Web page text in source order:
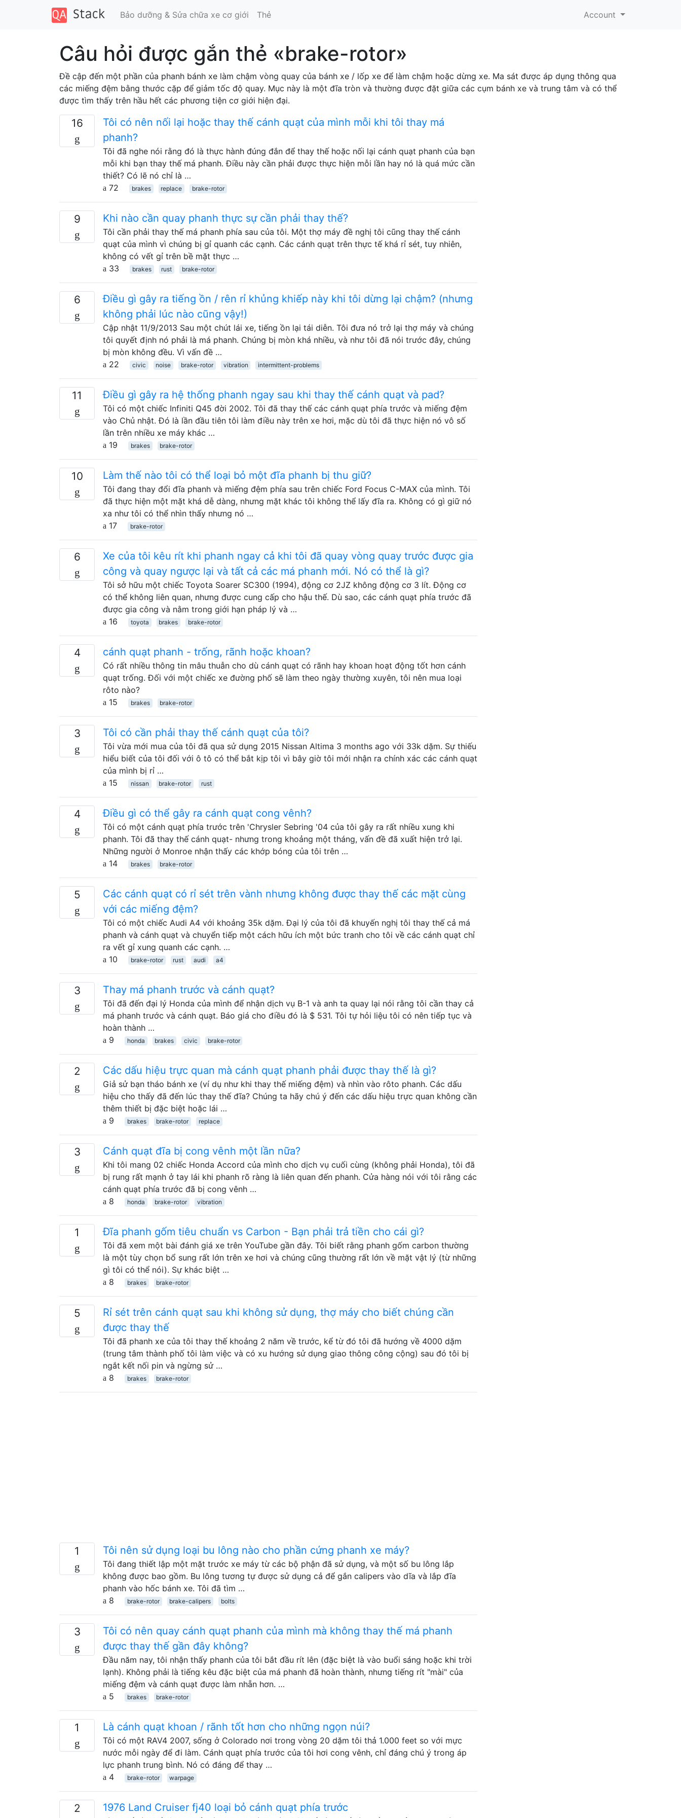
Bảo dưỡng & Sửa chữa xe cơ giới Thẻ Account
Câu hỏi được gắn thẻ «brake-rotor»
Đề cập đến một phần của phanh bánh xe làm chậm vòng quay của bánh xe / lốp xe để làm chậm hoặc dừng xe. Ma sát được áp dụng thông qua
các miếng đệm bằng thước cặp để giảm tốc độ quay. Mục này là một đĩa tròn và thường được đặt giữa các cụm bánh xe và trung tâm và có thể
được tìm thấy trên hầu hết các phương tiện cơ giới hiện đại.
16
Tôi có nên nối lại hoặc thay thế cánh quạt của mình mỗi khi tôi thay má
phanh?
Tôi đã nghe nói rằng đó là thực hành đúng đắn để thay thế hoặc nối lại cánh quạt phanh của bạn
mỗi khi bạn thay thế má phanh. Điều này cần phải được thực hiện mỗi lần hay nó là quá mức cần
thiết? Có lẽ nó chỉ là …
72
brakes replace brake-rotor
9 Khi nào cần quay phanh thực sự cần phải thay thế?
Tôi cần phải thay thế má phanh phía sau của tôi. Một thợ máy đề nghị tôi cũng thay thế cánh
quạt của mình vì chúng bị gỉ quanh các cạnh. Các cánh quạt trên thực tế khá rỉ sét, tuy nhiên,
không có vết gỉ trên bề mặt thực …
33
brakes rust brake-rotor
6
Điều gì gây ra tiếng ồn / rên rỉ khủng khiếp này khi tôi dừng lại chậm? (nhưng
không phải lúc nào cũng vậy!)
Cập nhật 11/9/2013 Sau một chút lái xe, tiếng ồn lại tái diễn. Tôi đưa nó trở lại thợ máy và chúng
tôi quyết định nó phải là má phanh. Chúng bị mòn khá nhiều, và như tôi đã nói trước đây, chúng
bị mòn không đều. Vì vấn đề …
22
civic noise brake-rotor vibration intermittent-problems
11 Điều gì gây ra hệ thống phanh ngay sau khi thay thế cánh quạt và pad?
Tôi có một chiếc Infiniti Q45 đời 2002. Tôi đã thay thế các cánh quạt phía trước và miếng đệm
vào Chủ nhật. Đó là lần đầu tiên tôi làm điều này trên xe hơi, mặc dù tôi đã thực hiện nó vô số
lần trên nhiều xe máy khác …
19
brakes brake-rotor
10 Làm thế nào tôi có thể loại bỏ một đĩa phanh bị thu giữ?
Tôi đang thay đổi đĩa phanh và miếng đệm phía sau trên chiếc Ford Focus C-MAX của mình. Tôi
đã thực hiện một mặt khá dễ dàng, nhưng mặt khác tôi không thể lấy đĩa ra. Không có gì giữ nó
xa như tôi có thể nhìn thấy nhưng nó …
17
brake-rotor
6
Xe của tôi kêu rít khi phanh ngay cả khi tôi đã quay vòng quay trước được gia
công và quay ngược lại và tất cả các má phanh mới. Nó có thể là gì?
Tôi sở hữu một chiếc Toyota Soarer SC300 (1994), động cơ 2JZ không động cơ 3 lít. Động cơ
có thể không liên quan, nhưng được cung cấp cho hậu thế. Dù sao, các cánh quạt phía trước đã
được gia công và nằm trong giới hạn pháp lý và …
16
toyota brakes brake-rotor
4 cánh quạt phanh - trống, rãnh hoặc khoan?
Có rất nhiều thông tin mâu thuẫn cho dù cánh quạt có rãnh hay khoan hoạt động tốt hơn cánh
quạt trống. Đối với một chiếc xe đường phố sẽ làm theo ngày thường xuyên, tôi nên mua loại
rôto nào?
15
brakes brake-rotor
3 Tôi có cần phải thay thế cánh quạt của tôi?
Tôi vừa mới mua của tôi đã qua sử dụng 2015 Nissan Altima 3 months ago với 33k dặm. Sự thiếu
hiểu biết của tôi đối với ô tô có thể bắt kịp tôi vì bây giờ tôi mới nhận ra chính xác các cánh quạt
của mình bị rỉ …
15
nissan brake-rotor rust
4 Điều gì có thể gây ra cánh quạt cong vênh?
Tôi có một cánh quạt phía trước trên 'Chrysler Sebring '04 của tôi gây ra rất nhiều xung khi
phanh. Tôi đã thay thế cánh quạt- nhưng trong khoảng một tháng, vấn đề đã xuất hiện trở lại.
Những người ở Monroe nhận thấy các khớp bóng của tôi trên …
14
brakes brake-rotor
5
Các cánh quạt có rỉ sét trên vành nhưng không được thay thế các mặt cùng
với các miếng đệm?
Tôi có một chiếc Audi A4 với khoảng 35k dặm. Đại lý của tôi đã khuyến nghị tôi thay thế cả má
phanh và cánh quạt và chuyển tiếp một cách hữu ích một bức tranh cho tôi về các cánh quạt chỉ
ra vết gỉ xung quanh các cạnh. …
10
brake-rotor rust audi a4
3 Thay má phanh trước và cánh quạt?
Tôi đã đến đại lý Honda của mình để nhận dịch vụ B-1 và anh ta quay lại nói rằng tôi cần thay cả
má phanh trước và cánh quạt. Báo giá cho điều đó là $ 531. Tôi tự hỏi liệu tôi có nên tiếp tục và
hoàn thành …
9
honda brakes civic brake-rotor
2 Các dấu hiệu trực quan mà cánh quạt phanh phải được thay thế là gì?
Giả sử bạn tháo bánh xe (ví dụ như khi thay thế miếng đệm) và nhìn vào rôto phanh. Các dấu
hiệu cho thấy đã đến lúc thay thế đĩa? Chúng ta hãy chú ý đến các dấu hiệu trực quan không cần
thêm thiết bị đặc biệt hoặc lái …
9
brakes brake-rotor replace
3 Cánh quạt đĩa bị cong vênh một lần nữa?
Khi tôi mang 02 chiếc Honda Accord của mình cho dịch vụ cuối cùng (không phải Honda), tôi đã
bị rung rất mạnh ở tay lái khi phanh rõ ràng là liên quan đến phanh. Cửa hàng nói với tôi rằng các
cánh quạt phía trước đã bị cong vênh …
8
honda brake-rotor vibration
1 Đĩa phanh gốm tiêu chuẩn vs Carbon - Bạn phải trả tiền cho cái gì?
Tôi đã xem một bài đánh giá xe trên YouTube gần đây. Tôi biết rằng phanh gốm carbon thường
là một tùy chọn bổ sung rất lớn trên xe hơi và chúng cũng thường rất lớn về mặt vật lý (từ những
gì tôi có thể nói). Sự khác biệt …
8
brakes brake-rotor
5
Rỉ sét trên cánh quạt sau khi không sử dụng, thợ máy cho biết chúng cần
được thay thế
Tôi đã phanh xe của tôi thay thế khoảng 2 năm về trước, kể từ đó tôi đã hướng về 4000 dặm
(trung tâm thành phố tôi làm việc và có xu hướng sử dụng giao thông công cộng) sau đó tôi bị
ngắt kết nối pin và ngừng sử …
8
brakes brake-rotor
1 Tôi nên sử dụng loại bu lông nào cho phần cứng phanh xe máy?
Tôi đang thiết lập một mặt trước xe máy từ các bộ phận đã sử dụng, và một số bu lông lắp
không được bao gồm. Bu lông tương tự được sử dụng cả để gắn calipers vào dĩa và lắp đĩa
phanh vào hốc bánh xe. Tôi đã tìm …
8
brake-rotor brake-calipers bolts
3
Tôi có nên quay cánh quạt phanh của mình mà không thay thế má phanh
được thay thế gần đây không?
Đầu năm nay, tôi nhận thấy phanh của tôi bắt đầu rít lên (đặc biệt là vào buổi sáng hoặc khi trời
lạnh). Không phải là tiếng kêu đặc biệt của má phanh đã hoàn thành, nhưng tiếng rít "mài" của
miếng đệm và cánh quạt được làm nhẵn hơn. …
5
brakes brake-rotor
1 Là cánh quạt khoan / rãnh tốt hơn cho những ngọn núi?
Tôi có một RAV4 2007, sống ở Colorado nơi trong vòng 20 dặm tôi thả 1.000 feet so với mực
nước mỗi ngày để đi làm. Cánh quạt phía trước của tôi hơi cong vênh, chỉ đáng chú ý trong áp
lực phanh trung bình. Nó có đáng để thay …
4
brake-rotor warpage
2 1976 Land Cruiser fj40 loại bỏ cánh quạt phía trước